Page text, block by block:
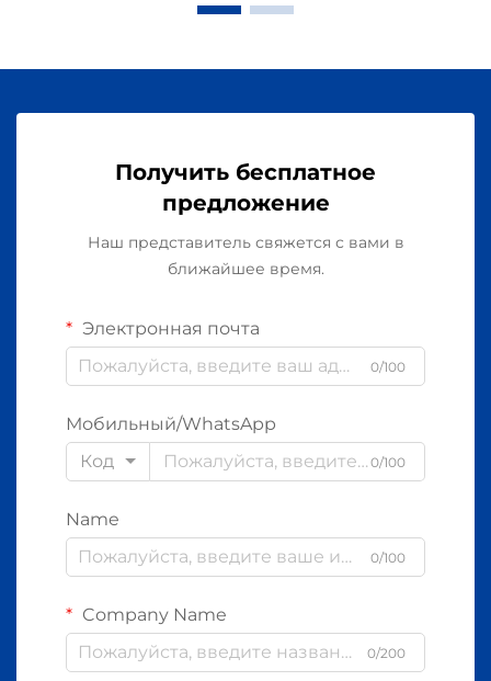
Получить бесплатное
предложение
Наш представитель свяжется с вами в
ближайшее время.
Электронная почта
0/100
Мобильный/WhatsApp
Код
0/100
Name
0/100
Company Name
0/200